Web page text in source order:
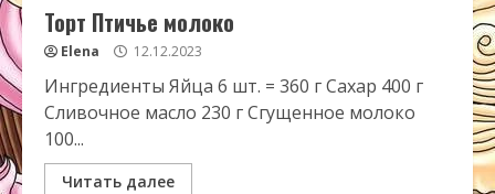
Торт Птичье молоко
Elena 12.12.2023
Ингредиенты Яйца 6 шт. = 360 г Сахар 400 г
Сливочное масло 230 г Сгущенное молоко
100...
Читать далее